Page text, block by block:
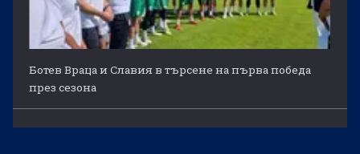
Ботев Враца и Славия в търсене на първа победа
през сезона